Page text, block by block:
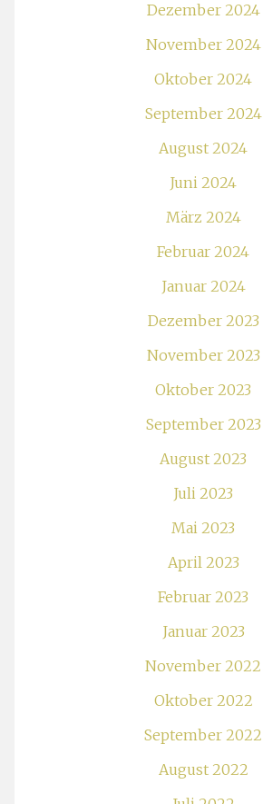
Dezember 2024
November 2024
Oktober 2024
September 2024
August 2024
Juni 2024
März 2024
Februar 2024
Januar 2024
Dezember 2023
November 2023
Oktober 2023
September 2023
August 2023
Juli 2023
Mai 2023
April 2023
Februar 2023
Januar 2023
November 2022
Oktober 2022
September 2022
August 2022